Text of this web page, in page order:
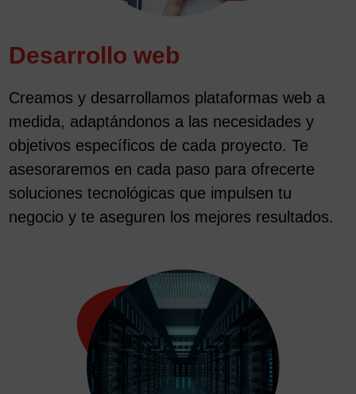
Desarrollo web
Creamos y desarrollamos plataformas web a
medida, adaptándonos a las necesidades y
objetivos específicos de cada proyecto. Te
asesoraremos en cada paso para ofrecerte
soluciones tecnológicas que impulsen tu
negocio y te aseguren los mejores resultados.